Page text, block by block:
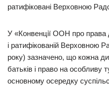
ратифіковані Верховною
У «Конвенції ООН про права
і ратифікованій Верховною
року) зазначено, що кожна
батьків і право на особливу
основному осередку